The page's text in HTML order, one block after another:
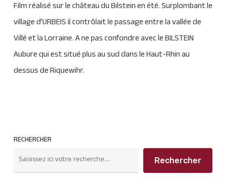
Film réalisé sur le château du Bilstein en été. Surplombant le
village d’URBEIS il contrôlait le passage entre la vallée de
Villé et la Lorraine. A ne pas confondre avec le BILSTEIN
Aubure qui est situé plus au sud dans le Haut-Rhin au
dessus de Riquewihr.
RECHERCHER
Rechercher